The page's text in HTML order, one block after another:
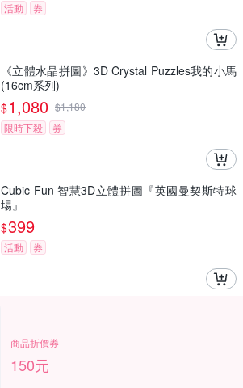
活動 券
《立體水晶拼圖》3D Crystal Puzzles我的小馬
(16cm系列)
$1,080 $1,180
限時下殺
券
Cubic Fun 智慧3D立體拼圖『英國曼契斯特球
場』
$399
活動 券
商品折價券
150元